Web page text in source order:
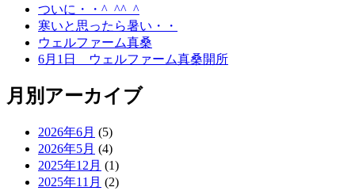
ついに・・^_^^_^
寒いと思ったら暑い・・
ウェルファーム真桑
6月1日 ウェルファーム真桑開所
月別アーカイブ
2026年6月 (5)
2026年5月 (4)
2025年12月 (1)
2025年11月 (2)